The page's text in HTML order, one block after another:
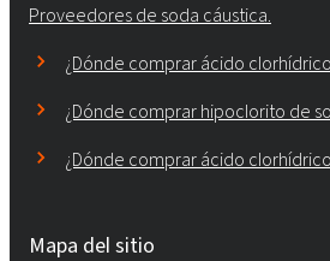
Proveedores de soda cáustica.
¿Dónde comprar ácido
¿Dónde comprar hipoclorito de
¿Dónde comprar ácido
Mapa del sitio